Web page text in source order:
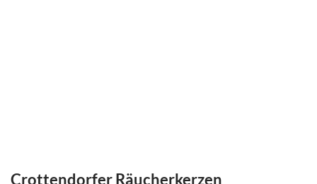
Crottendorfer Räucherkerzen